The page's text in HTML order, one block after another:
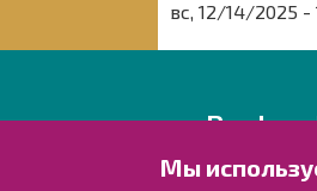
Мы
вс, 12/14/2025 -
Rantakatu 50